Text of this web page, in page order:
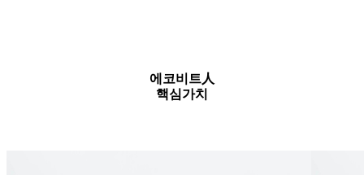
에코비트人
핵심가치